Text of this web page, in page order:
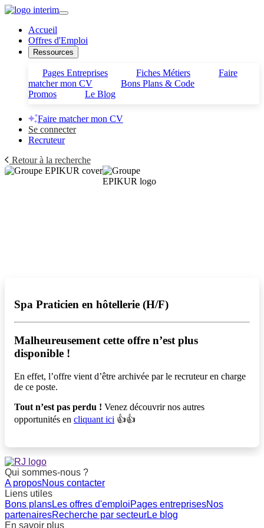
Accueil
Offres d'Emploi
Ressources
Pages Entreprises Fiches Métiers
Faire
matcher mon CV
Bons Plans & Code
Promos
Le Blog
Faire matcher mon CV
Se connecter
Recruteur
Retour à la recherche
Spa Praticien en hôtellerie (H/F)
Malheureusement cette offre n’est plus
disponible !️
En effet, l’offre vient d’être archivée par le recruteur en charge
de ce poste.
Tout n’est pas perdu ! Venez découvrir nos autres
opportunités en cliquant ici 👍👍
Qui sommes-nous ?
A proposNous contacter
Liens utiles
Bons plansLes offres d'emploiPages entreprisesNos
partenairesRecherche par secteurLe blog
En savoir plus